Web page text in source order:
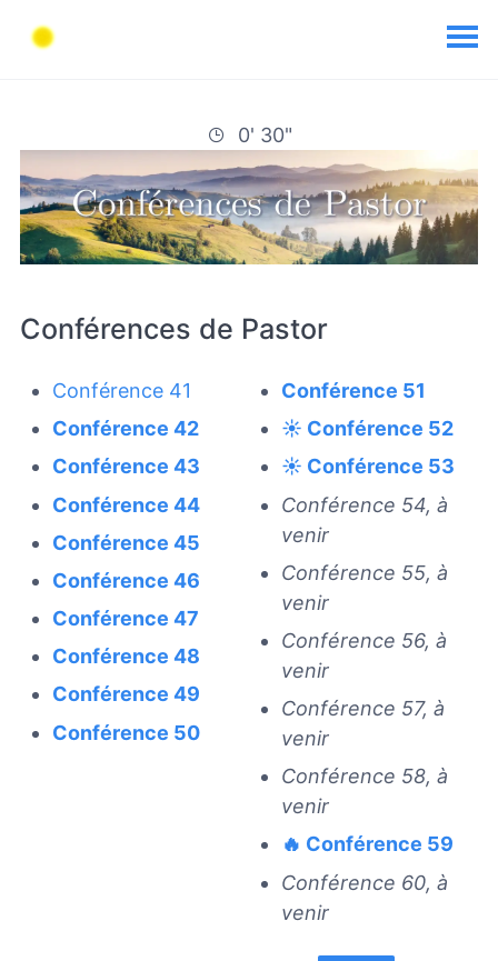
0' 30"
Conférences de Pastor
Conférence 41
Conférence 42
Conférence 43
Conférence 44
Conférence 45
Conférence 46
Conférence 47
Conférence 48
Conférence 49
Conférence 50
Conférence 51
☀️ Conférence 52
☀️ Conférence 53
Conférence 54, à
venir
Conférence 55, à
venir
Conférence 56, à
venir
Conférence 57, à
venir
Conférence 58, à
venir
🔥 Conférence 59
Conférence 60, à
venir